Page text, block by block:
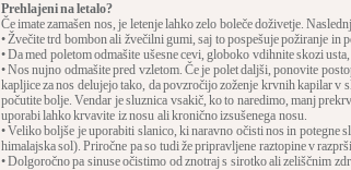
Prehlajeni na letalo?
Če imate zamašen nos, je letenje lahko zelo boleče doživetje.
• Žvečite trd bombon ali žvečilni gumi, saj to pospešuje požiranje in
• Da med poletom odmašite ušesne cevi, globoko vdihnite skozi
• Nos nujno odmašite pred vzletom. Če je polet daljši, ponovite
kapljice za nos delujejo tako, da povzročijo zoženje krvnih kapilar v
počutite bolje. Vendar je sluznica vsakič, ko to naredimo, manj
uporabi lahko krvavite iz nosu ali kronično izsušenega nosu.
• Veliko boljše je uporabiti slanico, ki naravno očisti nos in potegne
himalajska sol). Priročne pa so tudi že pripravljene raztopine v
• Dolgoročno pa sinuse očistimo od znotraj s sirotko ali zeliščnim